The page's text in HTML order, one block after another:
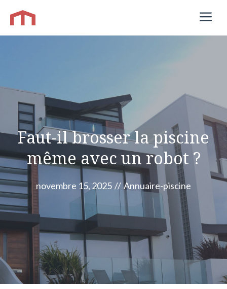
contenu
Faut-il brosser la piscine
même avec un robot ?
novembre 15, 2025 // Annuaire-piscine